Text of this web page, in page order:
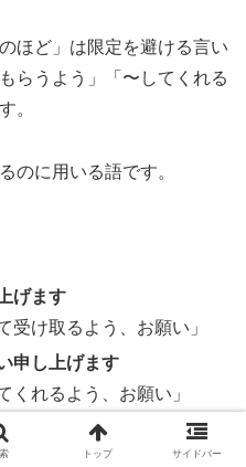
ほど」は限定を避ける言い
らうよう」「〜してくれる
。
のに用いる語です。
げます
受け取るよう、お願い」
申し上げます
くれるよう、お願い」
げます
て）くれるよう、お願
トップ サイドバー